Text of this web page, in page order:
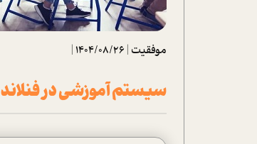
موفقیت |
1404/08/26
|
سیستم آموزشی در فنلاند